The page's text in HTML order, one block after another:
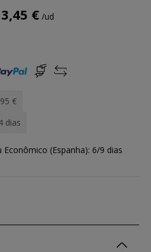
3,45 € /ud
€
dias
Econômico (Espanha): 6/9 dias